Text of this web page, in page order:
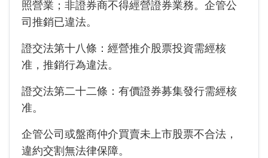
照營業；非證券商不得經營證券業務。企管公
司推銷已違法。
證交法第十八條：經營推介股票投資需經核
准，推銷行為違法。
證交法第二十二條：有價證券募集發行需經核
准。
企管公司或盤商仲介買賣未上市股票不合法，
違約交割無法律保障。